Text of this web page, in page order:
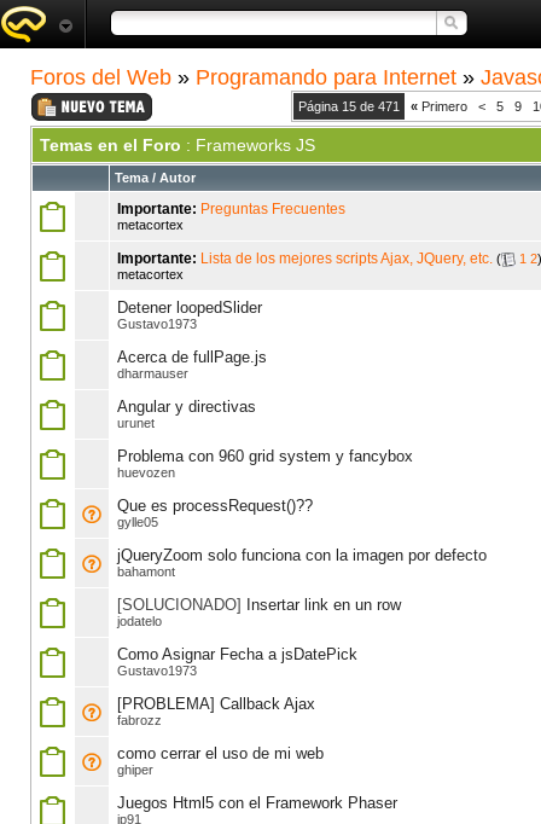
Foros del Web » Programando para Internet »
Página 15 de 471 « Primero < 5 9
Temas en el Foro : Frameworks JS
Tema / Autor
Importante: Preguntas Frecuentes
metacortex
Importante: Lista de los mejores scripts Ajax, JQuery, etc. ( 1 2)
metacortex
Detener loopedSlider
Gustavo1973
Acerca de fullPage.js
dharmauser
Angular y directivas
urunet
Problema con 960 grid system y fancybox
huevozen
Que es processRequest()??
gylle05
jQueryZoom solo funciona con la imagen por defecto
bahamont
[SOLUCIONADO] Insertar link en un row
jodatelo
Como Asignar Fecha a jsDatePick
Gustavo1973
[PROBLEMA] Callback Ajax
fabrozz
como cerrar el uso de mi web
ghiper
Juegos Html5 con el Framework Phaser
jp91